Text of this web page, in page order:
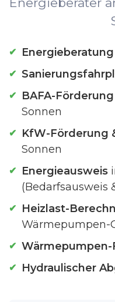
Energieberatung
BAFA-
Sonnen
KfW-Förderung
Sonnen
Energieausweis
(Bedarfsausweis
Heizlast-
Wärmepumpen-
Hydraulischer